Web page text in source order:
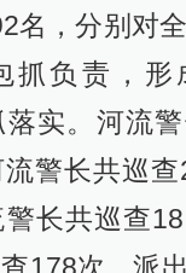
名，分别对
抓负责，形
实。河流
警长共巡
长共巡查